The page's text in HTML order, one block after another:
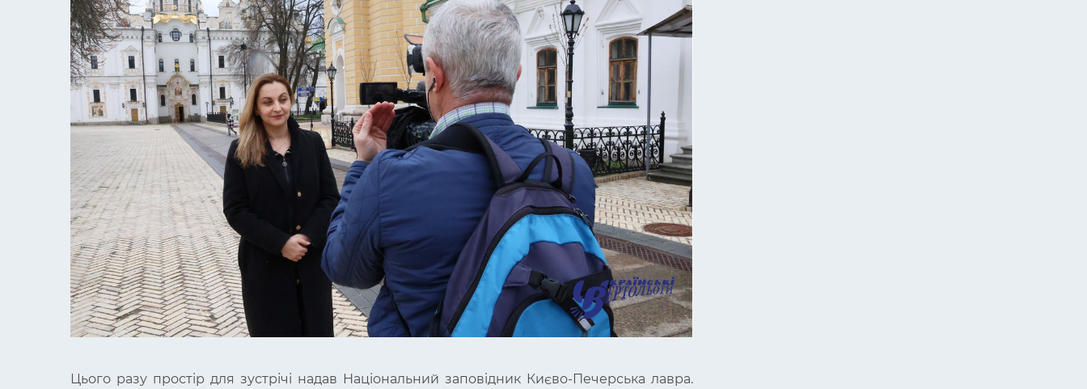
Цього разу простір для зустрічі надав Національний заповідник Києво-Печерська лавра.